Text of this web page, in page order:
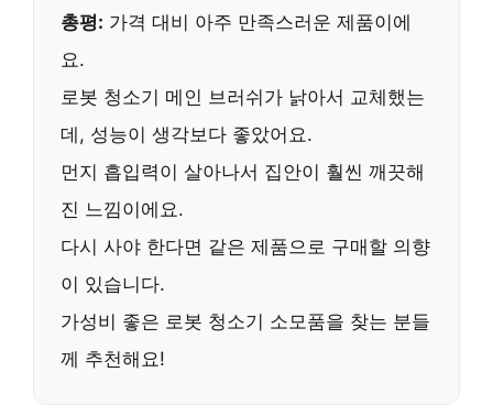
총평: 가격 대비 아주 만족스러운 제품이에
요.
로봇 청소기 메인 브러쉬가 낡아서 교체했는
데, 성능이 생각보다 좋았어요.
먼지 흡입력이 살아나서 집안이 훨씬 깨끗해
진 느낌이에요.
다시 사야 한다면 같은 제품으로 구매할 의향
이 있습니다.
가성비 좋은 로봇 청소기 소모품을 찾는 분들
께 추천해요!